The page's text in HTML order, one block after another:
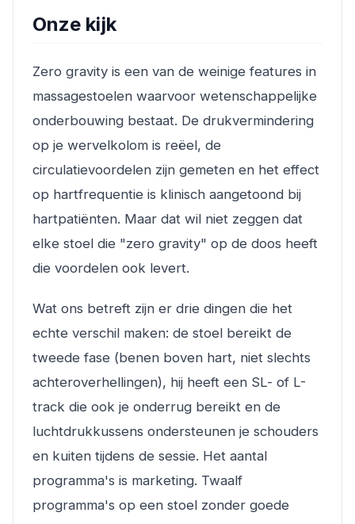
Onze kijk
Zero gravity is een van de weinige features in
massagestoelen waarvoor wetenschappelijke
onderbouwing bestaat. De drukvermindering
op je wervelkolom is reëel, de
circulatievoordelen zijn gemeten en het effect
op hartfrequentie is klinisch aangetoond bij
hartpatiënten. Maar dat wil niet zeggen dat
elke stoel die "zero gravity" op de doos heeft
die voordelen ook levert.
Wat ons betreft zijn er drie dingen die het
echte verschil maken: de stoel bereikt de
tweede fase (benen boven hart, niet slechts
achteroverhellingen), hij heeft een SL- of L-
track die ook je onderrug bereikt en de
luchtdrukkussens ondersteunen je schouders
en kuiten tijdens de sessie. Het aantal
programma's is marketing. Twaalf
programma's op een stoel zonder goede